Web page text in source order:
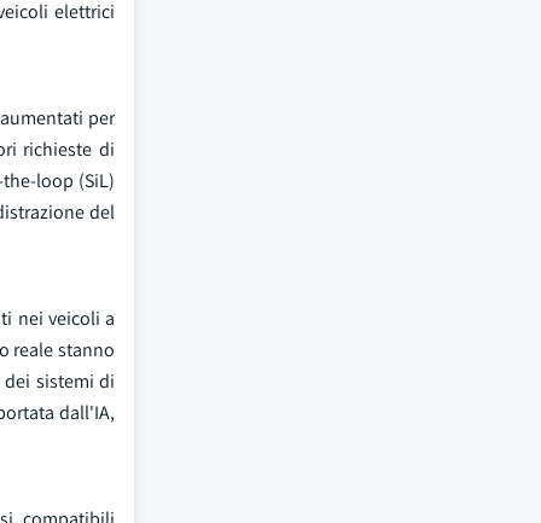
elettrici
per
richieste di
loop (SiL)
del
nei veicoli a
reale stanno
sistemi di
dall'IA,